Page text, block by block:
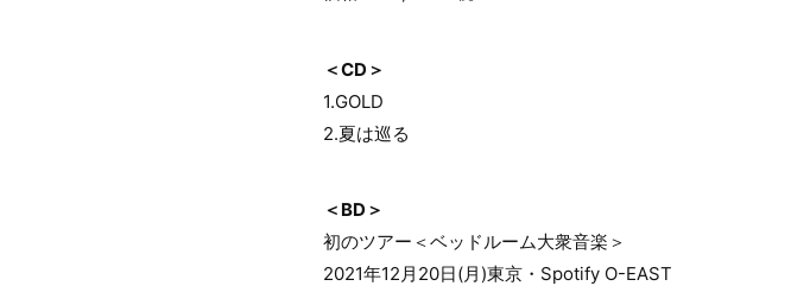
＜CD＞
1.GOLD
2.夏は巡る
＜BD＞
初のツアー＜ベッドルーム大衆音楽＞
2021年12月20日(月)東京・Spotify O-EAST